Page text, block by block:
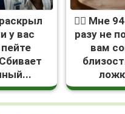
у вас
❤️‍🔥 Мне
разу не
вам